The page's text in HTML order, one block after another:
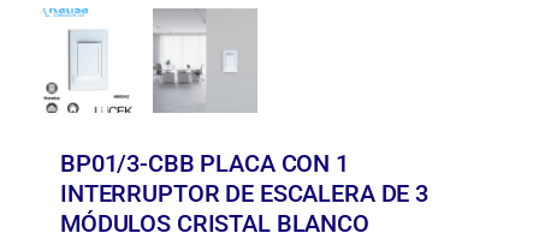
BP01/3-CBB PLACA CON 1
INTERRUPTOR DE ESCALERA DE 3
MÓDULOS CRISTAL BLANCO